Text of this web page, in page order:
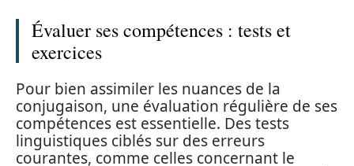
Évaluer ses compétences : tests et
exercices
Pour bien assimiler les nuances de la
conjugaison, une évaluation régulière de ses
compétences est essentielle. Des tests
linguistiques ciblés sur des erreurs
courantes, comme celles concernant le